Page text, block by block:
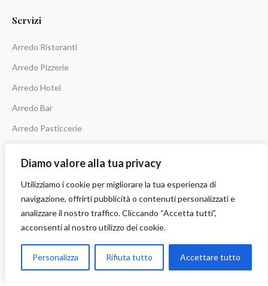
Diamo valore alla tua privacy
Utilizziamo i cookie per migliorare la tua esperienza di
navigazione, offrirti pubblicità o contenuti personalizzati e
analizzare il nostro traffico. Cliccando “Accetta tutti”,
acconsenti al nostro utilizzo dei cookie.
Personalizza Rifiuta tutto Accettare tutto
Servizi
Arredo Ristoranti
Arredo Pizzerie
Arredo Hotel
Arredo Bar
Arredo Pasticcerie
Tutti i Settori...
Ultimi Lavori
Nopturna Capo d’Orlando